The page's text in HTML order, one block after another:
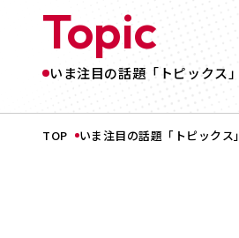
Topic
いま注目の話題「トピックス」
TOP いま注目の話題「トピックス」